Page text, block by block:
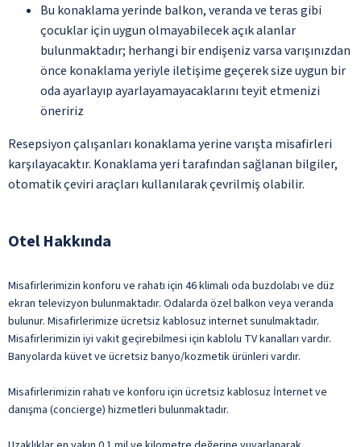
Bu konaklama yerinde balkon, veranda ve teras gibi
çocuklar için uygun olmayabilecek açık alanlar
bulunmaktadır; herhangi bir endişeniz varsa varışınızdan
önce konaklama yeriyle iletişime geçerek size uygun bir
oda ayarlayıp ayarlayamayacaklarını teyit etmenizi
öneririz
Resepsiyon çalışanları konaklama yerine varışta misafirleri
karşılayacaktır. Konaklama yeri tarafından sağlanan bilgiler,
otomatik çeviri araçları kullanılarak çevrilmiş olabilir.
Otel Hakkında
Misafirlerimizin konforu ve rahatı için 46 klimalı oda buzdolabı ve düz
ekran televizyon bulunmaktadır. Odalarda özel balkon veya veranda
bulunur. Misafirlerimize ücretsiz kablosuz internet sunulmaktadır.
Misafirlerimizin iyi vakit geçirebilmesi için kablolu TV kanalları vardır.
Banyolarda küvet ve ücretsiz banyo/kozmetik ürünleri vardır.
Misafirlerimizin rahatı ve konforu için ücretsiz kablosuz İnternet ve
danışma (concierge) hizmetleri bulunmaktadır.